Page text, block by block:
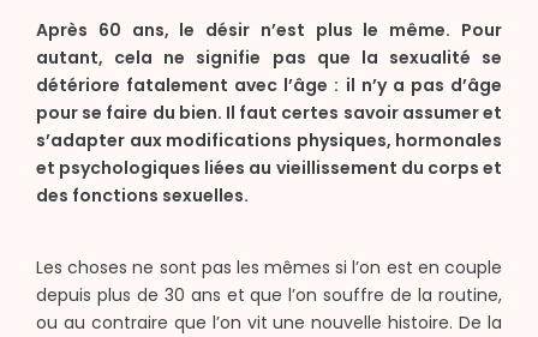
Après 60 ans, le désir n’est plus le même. Pour
autant, cela ne signifie pas que la sexualité se
détériore fatalement avec l’âge : il n’y a pas d’âge
pour se faire du bien. Il faut certes savoir assumer et
s’adapter aux modifications physiques, hormonales
et psychologiques liées au vieillissement du corps et
des fonctions sexuelles.
Les choses ne sont pas les mêmes si l’on est en couple
depuis plus de 30 ans et que l’on souffre de la routine,
ou au contraire que l’on vit une nouvelle histoire. De la